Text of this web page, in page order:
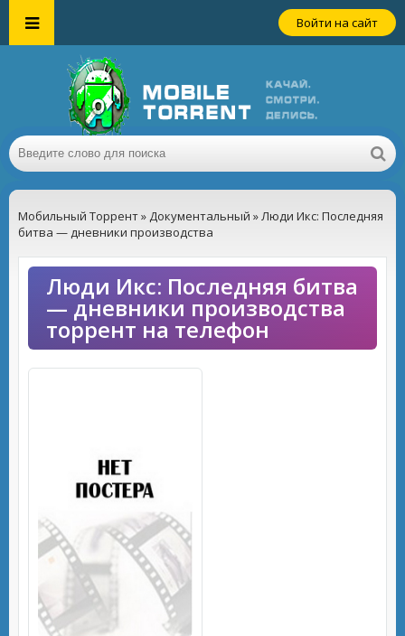
Войти на сайт
Мобильный Торрент» Документальный » Люди Икс: Последняя
битва — дневники производства
Люди Икс: Последняя битва
— дневники производства
торрент на телефон